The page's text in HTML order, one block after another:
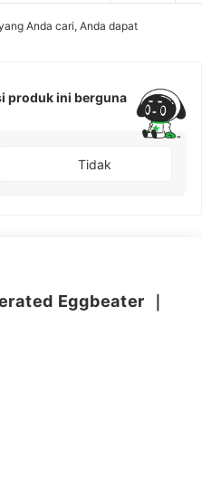
Anda cari, Anda dapat
produk ini berguna
Tidak
Eggbeater